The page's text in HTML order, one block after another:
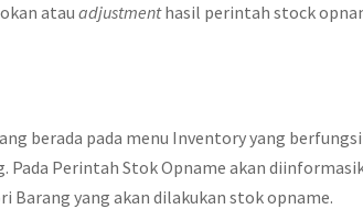
atau adjustmenthasil perintah stock
berada pada menu Inventory yang berfungsi
Pada Perintah Stok Opname akan
Barang yang akan dilakukan stok opname.